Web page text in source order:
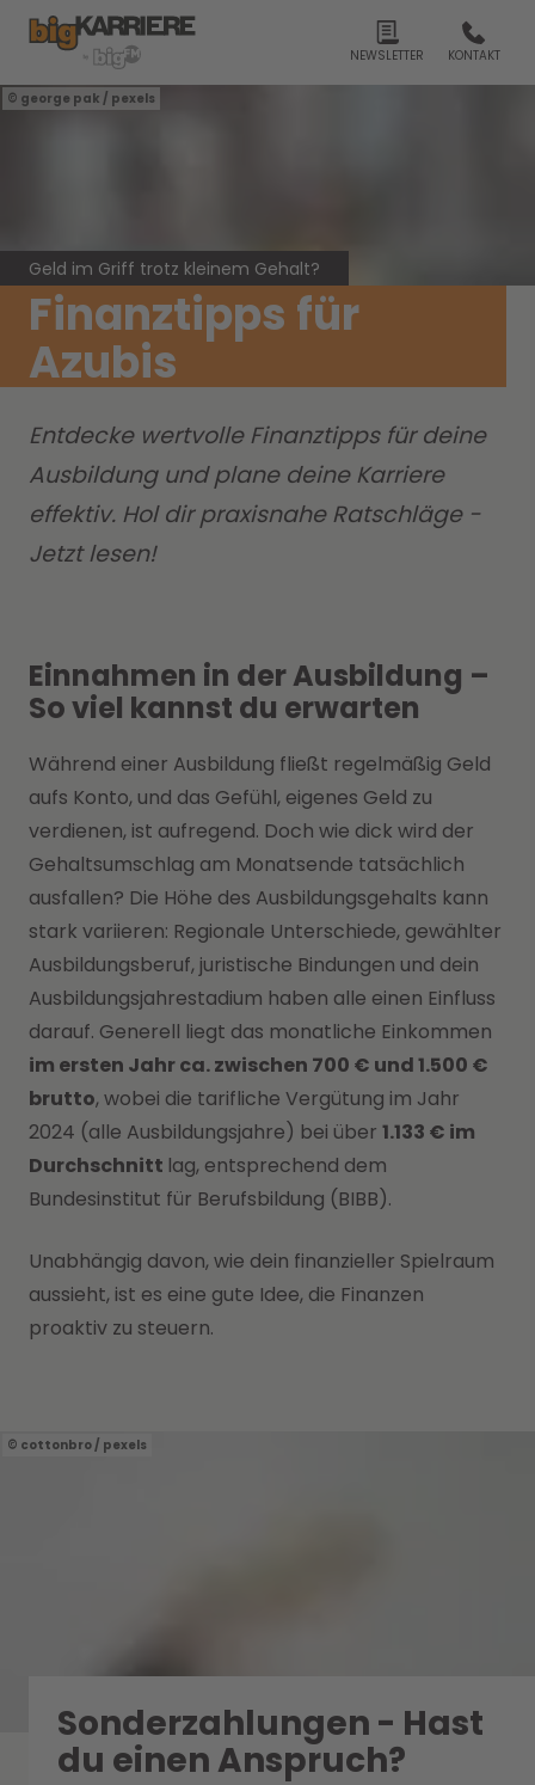
NEWSLETTER KONTAKT
george pak / pexels
Geld im Griff trotz kleinem Gehalt?
Finanztipps für
Azubis
Entdecke wertvolle Finanztipps für deine
Ausbildung und plane deine Karriere
effektiv. Hol dir praxisnahe Ratschläge -
Jetzt lesen!
Einnahmen in der Ausbildung –
So viel kannst du erwarten
Während einer Ausbildung fließt regelmäßig Geld
aufs Konto, und das Gefühl, eigenes Geld zu
verdienen, ist aufregend. Doch wie dick wird der
Gehaltsumschlag am Monatsende tatsächlich
ausfallen? Die Höhe des Ausbildungsgehalts kann
stark variieren: Regionale Unterschiede, gewählter
Ausbildungsberuf, juristische Bindungen und dein
Ausbildungsjahrestadium haben alle einen Einfluss
darauf. Generell liegt das monatliche Einkommen
im ersten Jahr ca. zwischen 700 € und 1.500 €
brutto, wobei die tarifliche Vergütung im Jahr
2024 (alle Ausbildungsjahre) bei über 1.133 € im
Durchschnitt lag, entsprechend dem
Bundesinstitut für Berufsbildung (BIBB).
Unabhängig davon, wie dein finanzieller Spielraum
aussieht, ist es eine gute Idee, die Finanzen
proaktiv zu steuern.
cottonbro / pexels
Sonderzahlungen - Hast
du einen Anspruch?